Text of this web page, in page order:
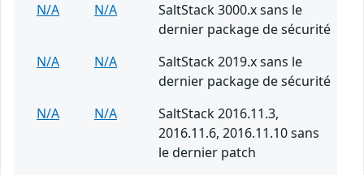
N/A
N/A
SaltStack 3000.x sans le
dernier package de sécurité
N/A
N/A
SaltStack 2019.x sans le
dernier package de sécurité
N/A
N/A
SaltStack 2016.11.3,
2016.11.6, 2016.11.10 sans
le dernier patch